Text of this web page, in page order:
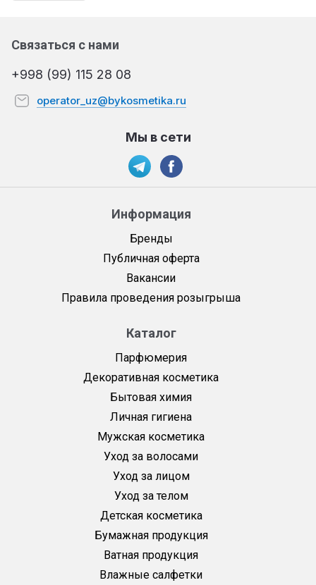
Информация
Бренды
Публичная оферта
Вакансии
Правила проведения розыгрыша
Каталог
Парфюмерия
Декоративная косметика
Бытовая химия
Личная гигиена
Мужская косметика
Уход за волосами
Уход за лицом
Уход за телом
Детская косметика
Бумажная продукция
Ватная продукция
Влажные салфетки
Связаться с нами
+998 (99) 115 28 08
operator_uz@bykosmetika.ru
Мы в сети